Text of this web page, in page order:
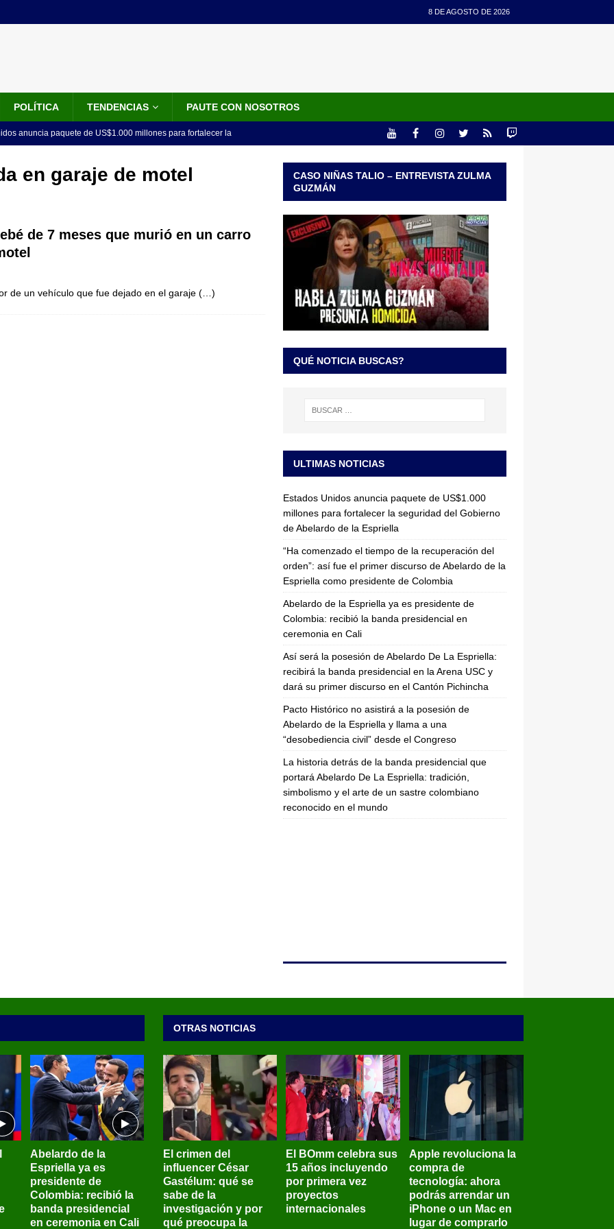
8 DE AGOSTO DE 2026
POLÍTICA TENDENCIAS PAUTE CON NOSOTROS
anuncia paquete de US$1.000 millones para fortalecer la
el tiempo de la recuperación del orden”: así fue el primer
como presidente de Colombia
LO ÚLTIMO
en el Cantón Pichincha LO ÚLTIMO
en garaje de motel
de 7 meses que murió en un carro
de un vehículo que fue dejado en el garaje (…)
CASO NIÑAS TALIO – ENTREVISTA ZULMA
GUZMÁN
QUÉ NOTICIA BUSCAS?
ULTIMAS NOTICIAS
Estados Unidos anuncia paquete de US$1.000
millones para fortalecer la seguridad del Gobierno
de Abelardo de la Espriella
“Ha comenzado el tiempo de la recuperación del
orden”: así fue el primer discurso de Abelardo de la
Espriella como presidente de Colombia
Abelardo de la Espriella ya es presidente de
Colombia: recibió la banda presidencial en
ceremonia en Cali
Así será la posesión de Abelardo De La Espriella:
recibirá la banda presidencial en la Arena USC y
dará su primer discurso en el Cantón Pichincha
Pacto Histórico no asistirá a la posesión de
Abelardo de la Espriella y llama a una
“desobediencia civil” desde el Congreso
La historia detrás de la banda presidencial que
portará Abelardo De La Espriella: tradición,
simbolismo y el arte de un sastre colombiano
reconocido en el mundo
Abelardo de la
Espriella ya es
presidente de
Colombia: recibió la
banda presidencial
en ceremonia en Cali
OTRAS NOTICIAS
El crimen del
influencer César
Gastélum: qué se
sabe de la
investigación y por
qué preocupa la
El BOmm celebra sus
15 años incluyendo
por primera vez
proyectos
internacionales
Apple revoluciona la
compra de
tecnología: ahora
podrás arrendar un
iPhone o un Mac en
lugar de comprarlo